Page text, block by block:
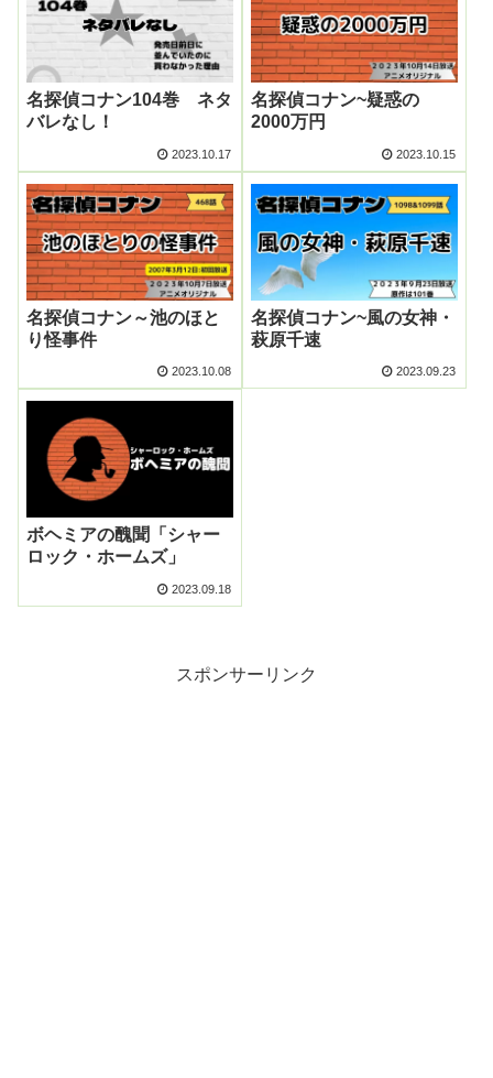
名探偵コナン104巻 ネタ
バレなし！
2023.10.17
名探偵コナン~疑惑の
2000万円
2023.10.15
名探偵コナン～池のほと
り怪事件
2023.10.08
名探偵コナン~風の女神・
萩原千速
2023.09.23
ボヘミアの醜聞「シャー
ロック・ホームズ」
2023.09.18
スポンサーリンク